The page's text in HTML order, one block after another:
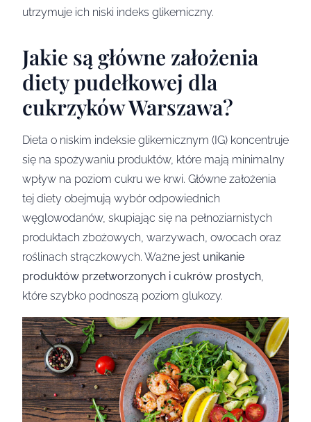
utrzymuje ich niski indeks glikemiczny.
Jakie są główne założenia
diety pudełkowej dla
cukrzyków Warszawa?
Dieta o niskim indeksie glikemicznym (IG) koncentruje
się na spożywaniu produktów, które mają minimalny
wpływ na poziom cukru we krwi. Główne założenia
tej diety obejmują wybór odpowiednich
węglowodanów, skupiając się na pełnoziarnistych
produktach zbożowych, warzywach, owocach oraz
roślinach strączkowych. Ważne jest unikanie
produktów przetworzonych i cukrów prostych
które szybko podnoszą poziom glukozy.